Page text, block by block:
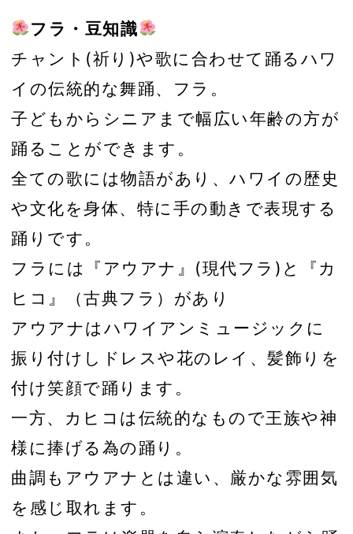
フラ・豆知識
チャント(祈り)や歌に合わせて踊るハワ
イの伝統的な舞踊、フラ。
子どもからシニアまで幅広い年齢の方が
踊ることができます。
全ての歌には物語があり、ハワイの歴史
や文化を身体、特に手の動きで表現する
踊りです。
フラには『アウアナ』(現代フラ)と『カ
ヒコ』（古典フラ）があり
アウアナはハワイアンミュージックに
振り付けしドレスや花のレイ、髪飾りを
付け笑顔で踊ります。
一方、カヒコは伝統的なもので王族や神
様に捧げる為の踊り。
曲調もアウアナとは違い、厳かな雰囲気
を感じ取れます。